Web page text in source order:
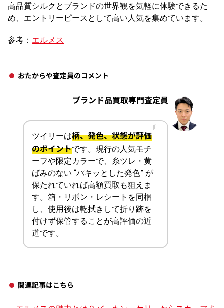
高品質シルクとブランドの世界観を気軽に体験できるた
め、エントリーピースとして高い人気を集めています。
参考： エルメス
おたからや査定員のコメント
ブランド品買取専門査定員
ツイリーは柄、発色、状態が評価
のポイントです。現行の人気モチ
ーフや限定カラーで、糸ツレ・黄
ばみのない “パキッとした発色” が
保たれていれば高額買取も狙えま
す。箱・リボン・レシートを同梱
し、使用後は乾拭きして折り跡を
付けず保管することが高評価の近
道です。
関連記事はこちら